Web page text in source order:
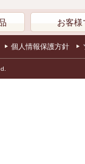
お客様
個人情報保護方針